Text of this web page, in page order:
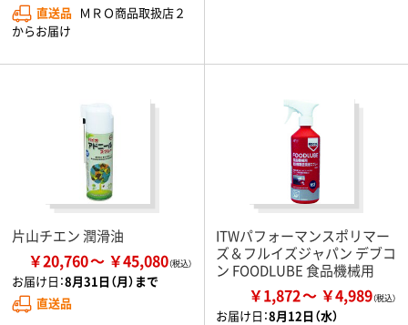
直送品 ＭＲＯ商品取扱店２
からお届け
片山チエン 潤滑油
￥20,760 ￥45,080
お届け日：8月31日（月）まで
直送品
ITWパフォーマンスポリマー
ズ＆フルイズジャパン デブコ
ン FOODLUBE 食品機械用
￥1,872 ￥4,989
お届け日：8月12日（水）